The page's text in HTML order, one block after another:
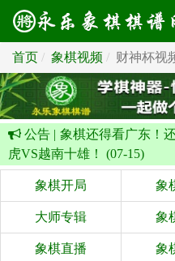
首页 象棋视频 财神杯视
公告 | 象棋还得看广东！
虎VS越南十雄！ (07-15)
象棋开局 象
大师专辑 象
象棋直播 象